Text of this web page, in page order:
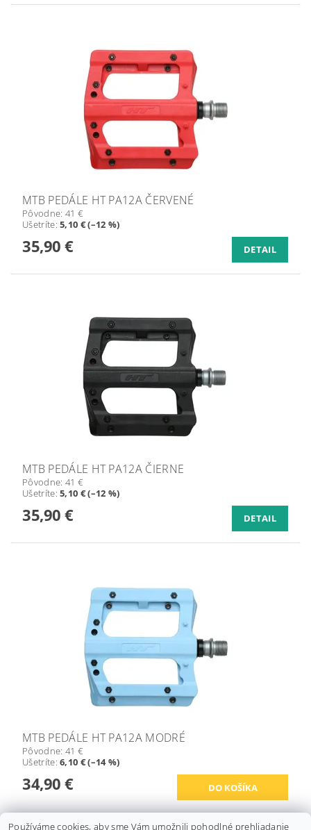
MTB PEDÁLE HT PA12A ČERVENÉ
Pôvodne: 41 €
Ušetríte:5,10 € (–12 %)
35,90 € DETAIL
MTB PEDÁLE HT PA12A ČIERNE
Pôvodne: 41 €
Ušetríte:5,10 € (–12 %)
35,90 € DETAIL
MTB PEDÁLE HT PA12A MODRÉ
Pôvodne: 41 €
Ušetríte:6,10 € (–14 %)
34,90 €
Používáme cookies, aby sme Vám umožnili pohodlné prehliadanie